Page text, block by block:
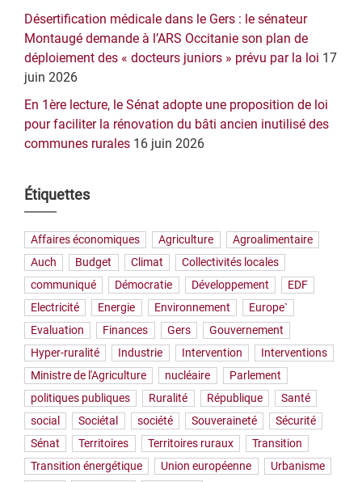
Désertification médicale dans le Gers : le sénateur
Montaugé demande à l’ARS Occitanie son plan de
déploiement des « docteurs juniors » prévu par la loi 17
juin 2026
En 1ère lecture, le Sénat adopte une proposition de loi
pour faciliter la rénovation du bâti ancien inutilisé des
communes rurales 16 juin 2026
Étiquettes
Affaires économiques Agriculture
Agroalimentaire
Auch
Budget Climat
Collectivités locales
communiqué
Démocratie Développement
EDF
Electricité
Energie Environnement
Europe`
Evaluation
Finances Gers
Gouvernement
Hyper-ruralité
Industrie Intervention
Interventions
Ministre de l'Agriculture
nucléaire
Parlement
politiques publiques
Ruralité République
Santé
social
Sociétal société Souveraineté
Sécurité
Sénat
Territoires Territoires ruraux
Transition
Transition énergétique
Union européenne
Urbanisme